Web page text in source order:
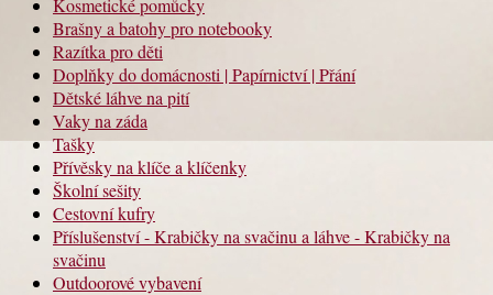
Brašny a batohy pro notebooky
Razítka pro děti
Doplňky do domácnosti | Papírnictví | Přání
Dětské láhve na pití
Vaky na záda
Tašky
Přívěsky na klíče a klíčenky
Školní sešity
Cestovní kufry
Příslušenství - Krabičky na svačinu a láhve - Krabičky na
svačinu
Outdoorové vybavení